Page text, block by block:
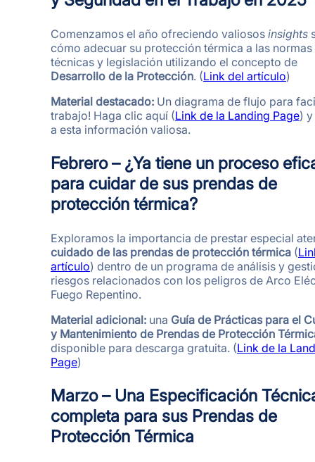
Comenzamos el año ofreciendo valiosos insights
cómo adecuar su protección térmica a las normas
técnicas y legislación utilizando el concepto de
Desarrollo de la Protección. (Link del artículo)
Material destacado: Un diagrama de flujo para
trabajo! Haga clic aquí (Link de la Landing Page)
a esta información valiosa.
Febrero – ¿Ya tiene un proceso
para cuidar de sus prendas de
protección térmica?
Exploramos la importancia de prestar especial
cuidado de las prendas de protección térmica (
artículo) dentro de un programa de análisis y
riesgos relacionados con los peligros de Arco
Fuego Repentino.
Material adicional: una Guía de Prácticas para el
y Mantenimiento de Prendas de Protección
disponible para descarga gratuita. (Link de la
Page)
Marzo – Una Especificación
completa para sus Prendas de
Protección Térmica